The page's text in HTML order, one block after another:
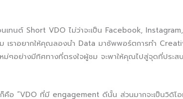
เทนต์ Short VDO ไม่ว่าจะเป็น Facebook, Instagram,
เราอยากให้คุณลองนำ Data มาซัพพอร์ตการทำ
ๆอย่างมีทิศทางที่ตรงใจผู้ชม จะพาให้คุณไปสู่จุดที่ประส
อ “VDO ที่มี engagement ดีนั้น ส่วนมากจะเป็นวิดิโ